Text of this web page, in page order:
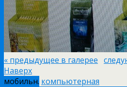
« предыдущее в галерее
Наверх
мобильн. компьютерная